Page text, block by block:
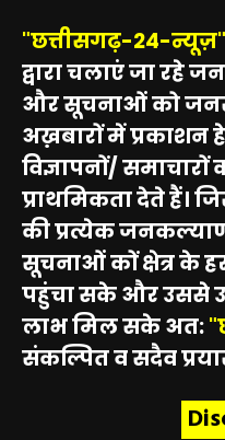
"छत्तीसगढ़-24-न्यूज़"
द्वारा चलाएं जा रहे
और सूचनाओं को
अख़बारों में प्रकाशन
विज्ञापनों/ समाचारों
प्राथमिकता देते हैं।
की प्रत्येक
सूचनाओं कों क्षेत्र के
पहुंचा सके और उससे
लाभ मिल सके अत:
संकल्पित व सदैव